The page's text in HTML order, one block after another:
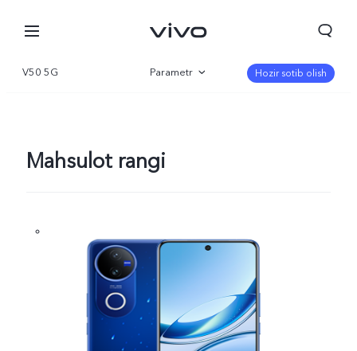
V50 5G Parametr Hozir sotib olish
Mahsulot rangi